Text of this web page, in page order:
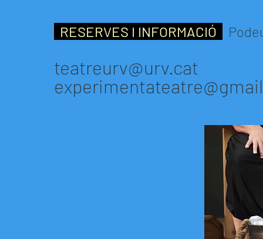
RESERVES I INFORMACIÓ
teatreurv@urv.cat